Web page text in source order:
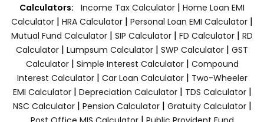
Calculators: Income Tax Calculator | Home Loan EMI
Calculator | HRA Calculator | Personal Loan EMI Calculator |
Mutual Fund Calculator | SIP Calculator | FD Calculator | RD
Calculator | Lumpsum Calculator | SWP Calculator | GST
Calculator| Simple Interest Calculator| Compound
Interest Calculator| Car Loan Calculator| Two-Wheeler
EMI Calculator| Depreciation Calculator| TDS Calculator|
NSC Calculator| Pension Calculator| Gratuity Calculator|